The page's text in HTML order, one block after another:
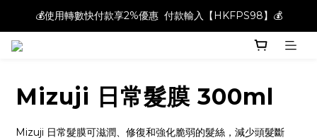
💰使用轉數快付款享2%優惠  付款輸入【HKFPS98】💰
💰使用轉數快付款享2%優惠  付款輸入【HKFPS98】💰
新註冊會員即享$20購物金｜全店滿$400本地免運費📦!
Mizuji 日常髮膜 300ml
Mizuji 日常髮膜可滋潤、修復和強化脆弱的髮絲，減少頭髮斷